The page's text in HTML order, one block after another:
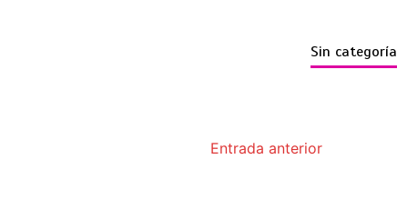
Sin categoría
Entrada anterior